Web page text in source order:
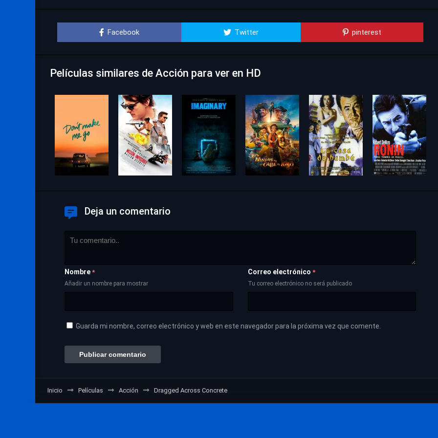
Facebook Twitter pinterest
Películas similares de Acción para ver en HD
Deja un comentario
Nombre *
Añadir un nombre para mostrar
Correo electrónico *
Tu correo electrónico no será publicado
Guarda mi nombre, correo electrónico y web en este navegador para la próxima vez que comente.
Inicio Películas Acción Dragged Across Concrete